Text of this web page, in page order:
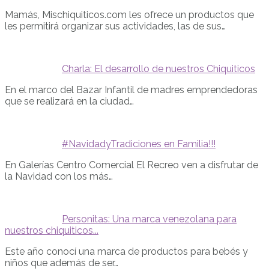
Mamás, Mischiquiticos.com les ofrece un productos que
les permitirá organizar sus actividades, las de sus…
Charla: El desarrollo de nuestros Chiquiticos
En el marco del Bazar Infantil de madres emprendedoras
que se realizará en la ciudad…
#NavidadyTradiciones en Familia!!!
En Galerías Centro Comercial El Recreo ven a disfrutar de
la Navidad con los más…
Personitas: Una marca venezolana para
nuestros chiquiticos...
Este año conocí una marca de productos para bebés y
niños que además de ser…